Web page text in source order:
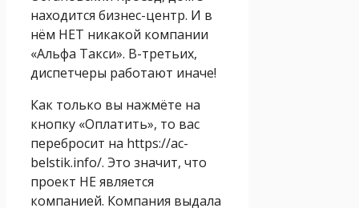
находится бизнес-центр. И в
нём НЕТ никакой компании
«Альфа Такси». В-третьих,
диспетчеры работают иначе!
Как только вы нажмёте на
кнопку «Оплатить», то вас
перебросит на https://ac-
belstik.info/. Это значит, что
проект НЕ является
компанией. Компания выдала